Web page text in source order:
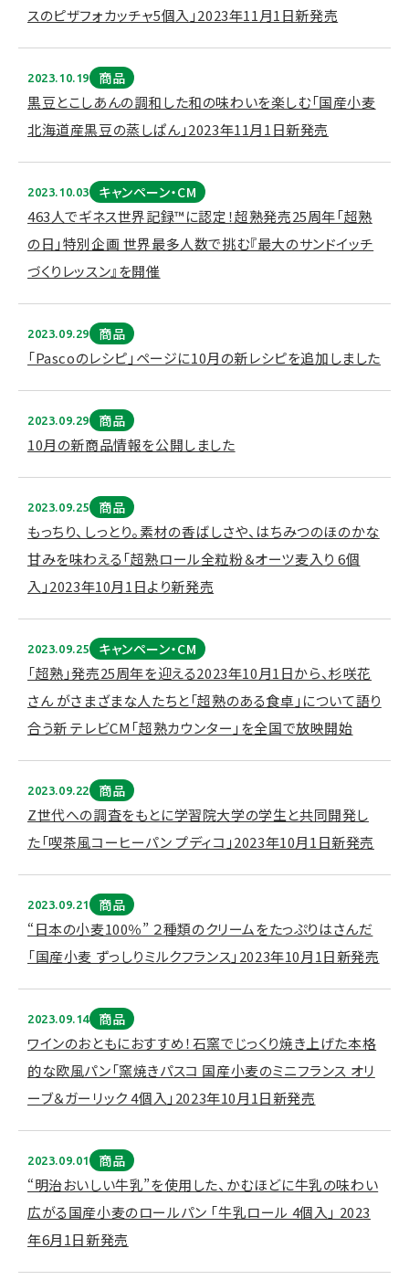
スのピザフォカッチャ5個入」2023年11月1日新発売
2023.10.19 商品
黒豆とこしあんの調和した和の味わいを楽しむ「国産小麦
北海道産黒豆の蒸しぱん」2023年11月1日新発売
2023.10.03 キャンペーン・CM
463人でギネス世界記録™に認定！超熟発売25周年「超熟
の日」特別企画 世界最多人数で挑む『最大のサンドイッチ
づくりレッスン』を開催
2023.09.29 商品
「Pascoのレシピ」ページに10月の新レシピを追加しました
2023.09.29 商品
10月の新商品情報を公開しました
2023.09.25 商品
もっちり、しっとり。素材の香ばしさや、はちみつのほのかな
甘みを味わえる「超熟ロール全粒粉＆オーツ麦入り 6個
入」2023年10月1日より新発売
2023.09.25 キャンペーン・CM
「超熟」発売25周年を迎える2023年10⽉1⽇から、杉咲花
さん がさまざまな⼈たちと「超熟のある⾷卓」について語り
合う新 テレビCM「超熟カウンター」を全国で放映開始
2023.09.22 商品
Z世代への調査をもとに学習院大学の学生と共同開発し
た「喫茶風コーヒーパン プディコ」2023年10月1日新発売
2023.09.21 商品
“日本の小麦100％” ２種類のクリームをたっぷりはさんだ
「国産小麦 ずっしりミルクフランス」2023年10月1日新発売
2023.09.14 商品
ワインのおともにおすすめ！石窯でじっくり焼き上げた本格
的な欧風パン「窯焼きパスコ 国産小麦のミニフランス オリ
ーブ＆ガーリック 4個入」2023年10月1日新発売
2023.09.01 商品
“明治おいしい牛乳”を使用した、かむほどに牛乳の味わい
広がる国産小麦のロールパン 「牛乳ロール 4個入」 2023
年6月1日新発売